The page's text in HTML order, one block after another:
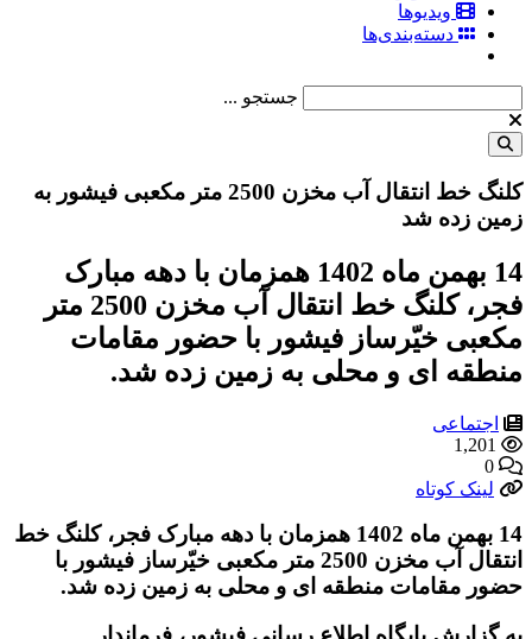
ویدیوها
دسته‌بندی‌ها
جستجو ...
کلنگ خط انتقال آب مخزن 2500 متر مکعبی فیشور به
زمین زده شد
14 بهمن ماه 1402 همزمان با دهه مبارک
فجر، کلنگ خط انتقال آب مخزن 2500 متر
مکعبی خیّرساز فیشور با حضور مقامات
منطقه ای و محلی به زمین زده شد.
اجتماعی
1,201
0
لینک کوتاه
14 بهمن ماه 1402 همزمان با دهه مبارک فجر، کلنگ خط
انتقال آب مخزن 2500 متر مکعبی خیّرساز فیشور با
حضور مقامات منطقه ای و محلی به زمین زده شد.